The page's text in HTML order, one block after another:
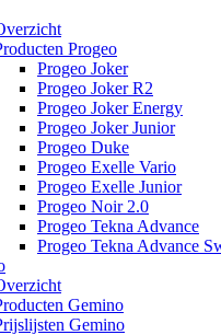
Progeo
Progeo Joker
Progeo Joker R2
Progeo Joker Energy
Progeo Joker Junior
Progeo Duke
Progeo Exelle Vario
Progeo Exelle Junior
Progeo Noir 2.0
Progeo Tekna Advance
Progeo Tekna Advance
Gemino
Gemino